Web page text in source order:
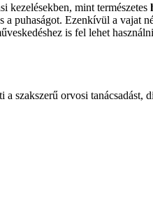
kezelésekben, mint természetes
puhaságot. Ezenkívül a vajat
is fel lehet
szakszerű orvosi tanácsadást,